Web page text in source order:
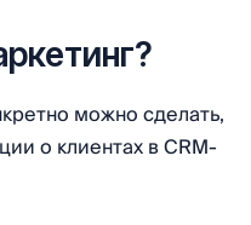
можно сделать,
о клиентах в CRM-